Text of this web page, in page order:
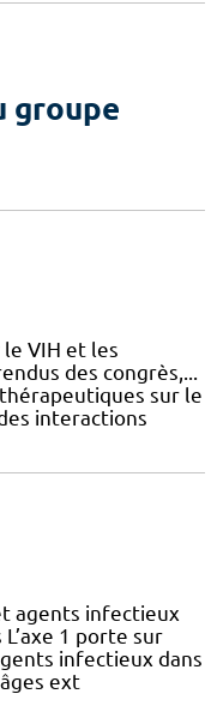
groupe
VIH et les
des congrès,...
sur le
interactions
agents infectieux
1 porte sur
infectieux dans
ext